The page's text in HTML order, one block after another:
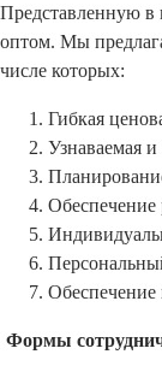
Представленную
оптом. Мы
числе которых:
Гибкая
Узнаваемая
Обеспечение
Формы